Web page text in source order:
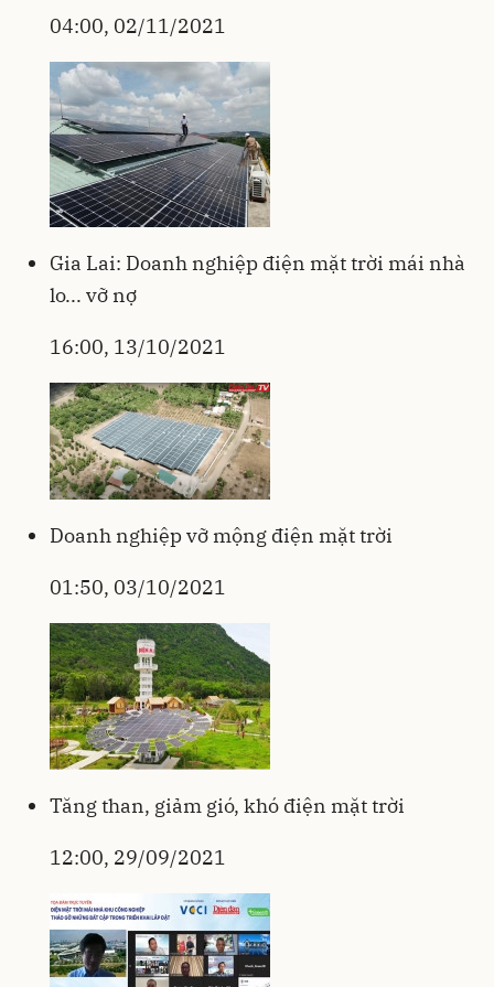
04:00, 02/11/2021
Gia Lai: Doanh nghiệp điện mặt trời mái nhà
lo... vỡ nợ
16:00, 13/10/2021
Doanh nghiệp vỡ mộng điện mặt trời
01:50, 03/10/2021
Tăng than, giảm gió, khó điện mặt trời
12:00, 29/09/2021